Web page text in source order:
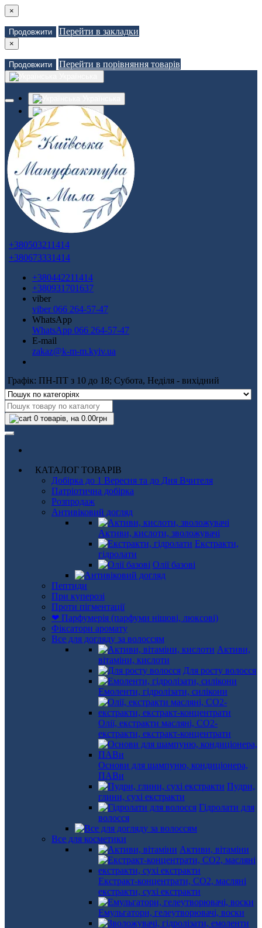
×
Продовжити Перейти в закладки
×
Продовжити Перейти в порівняння товарів
Russian
Закладки (0)
Порівняння товарів (0)
Зв'язатися з нами
Авторизація
Реєстрація
+380503211414
+380673331414
+380442211414
+380931701637
viber
viber 066 264-57-47
WhatsApp
WhatsApp 066 264-57-47
E-mail
zakaz@k-m-m.kyiv.ua
Графік: ПН-ПТ з 10 до 18; Субота, Неділя - вихідний
0 товарів, на 0.00грн
КАТАЛОГ ТОВАРІВ
Добірка до 1 Вересня та до Дня Вчителя
Патріотична добірка
Розпродаж
Антивіковий догляд
Активи, кислоти, зволожувачі
Екстракти,
гідролати
Олії базові
Пептиди
При куперозі
Проти пігментації
❤ Парфумерія (парфуми нішові, люксові)
Фіксатори аромату
Все для догляду за волоссям
Активи,
вітаміни, кислоти
Для росту волосся
Емоленти, гідролізати, силікони
Олії, екстракти масляні, СО2-
екстракти, екстракт-концентрати
Основи для шампуню, кондиціонера,
ПАВи
Пудри,
глини, сухі екстракти
Гідролати для
волосся
Все для косметики
Активи, вітаміни
Екстракт-концентрати, СО2, масляні
екстракти, сухі екстракти
Емульгатори, гелеутворювачі, воски